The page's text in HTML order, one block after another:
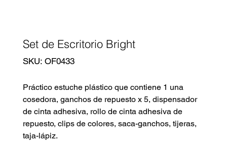
Set de Escritorio Bright
SKU: SKU
OF0433
OF0433
Práctico estuche plástico que contiene 1 una
cosedora, ganchos de repuesto x 5, dispensador
de cinta adhesiva, rollo de cinta adhesiva de
repuesto, clips de colores, saca-ganchos, tijeras,
taja-lápiz.